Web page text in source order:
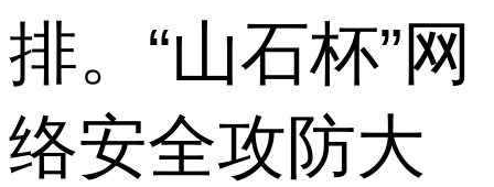
排。“山石杯”网
络安全攻防大